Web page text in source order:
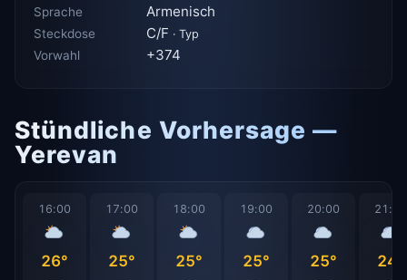
Sprache Armenisch
Steckdose C/F · Typ
Vorwahl +374
Stündliche Vorhersage —
Yerevan
16:00
26°
17:00
25°
18:00
25°
19:00
25°
20:00
25°
21:00
24°